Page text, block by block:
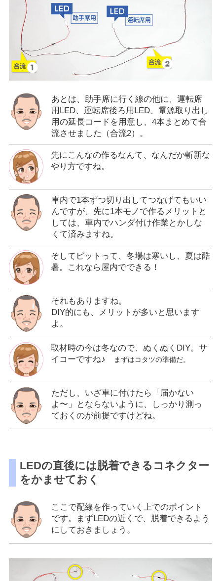
あとは、助手席に行く線の他に、運転席
用LED、運転席後ろ用LED、電源取り出し
用の延長コードを用意し、4本まとめて合
流させました（合流2）。
先にこんなの作るなんて、なんだか斬新な
やり方ですね。
車内で1本ずつ切り出してつなげてもいい
んですが、先に1本モノで作るメリットと
しては、車内でハンダ付け作業とかしな
くて済みますね。
そしてピットって、冬場は寒いし、夏は酷
暑。これなら屋内でできる！
それもありますね。
DIY的にも、メリットが多いと思います
よ。
取材時の今は冬なので、ぬくぬくDIY。サ
イコーですね♪
まずはコタツの準備だ。
ただし、いざ車に付けたら「届かない
よ〜」とならないように、しっかり測っ
ておくのが前提ですけどね。
LEDの直後には脱着できるコネクター
をかませておく
ここで配線を作っていく上でのポイント
です。まずLEDの近くで、脱着できるよう
にしておきましょう。